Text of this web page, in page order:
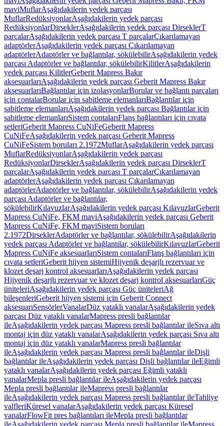
maviMuflarAşağıdakilerin yedek parçası
MuflarRedüksiyonlarAşağıdakilerin yedek parçası
RedüksiyonlarDirseklerAşağıdakilerin yedek parçası DirseklerT
parçalarAşağıdakilerin yedek parçası T parçalarÇıkarılamayan
adaptörlerAşağıdakilerin yedek parçası Çıkarılamayan
adaptörlerAdaptörler ve bağlantılar, sökülebilirAşağıdakilerin yedek
parçası Adaptörler ve bağlantılar, sökülebilirKilitlerAşağıdakilerin
yedek parçası KilitlerGeberit Mapress Bakır
aksesuarlarıAşağıdakilerin yedek parçası Geberit Mapress Bakır
aksesuarlarıBağlantılar için izolasyonlarBorular ve bağlantı parçaları
için contalarBorular için sabitleme elemanlarıBağlantılar için
sabitleme elemanlarıAşağıdakilerin yedek parçası Bağlantılar için
sabitleme elemanlarıSistem contalarıFlanş bağlantıları için cıvata
setleriGeberit Mapress CuNiFeGeberit Mapress
CuNiFeAşağıdakilerin yedek parçası Geberit Mapress
CuNiFeSistem boruları 2.1972MuflarAşağıdakilerin yedek parçası
MuflarRedüksiyonlarAşağıdakilerin yedek parçası
RedüksiyonlarDirseklerAşağıdakilerin yedek parçası DirseklerT
parçalarAşağıdakilerin yedek parçası T parçalarÇıkarılamayan
adaptörlerAşağıdakilerin yedek parçası Çıkarılamayan
adaptörlerAdaptörler ve bağlantılar, sökülebilirAşağıdakilerin yedek
parçası Adaptörler ve bağlantılar,
sökülebilirKılavuzlarAşağıdakilerin yedek parçası KılavuzlarGeberit
Mapress CuNiFe, FKM maviAşağıdakilerin yedek parçası Geberit
Mapress CuNiFe, FKM maviSistem boruları
2.1972DirseklerAdaptörler ve bağlantılar, sökülebilirAşağıdakilerin
yedek parçası Adaptörler ve bağlantılar, sökülebilirKılavuzlarGeberit
Mapress CuNiFe aksesuarlarıSistem contalarıFlanş bağlantıları için
cıvata setleriGeberit hijyen sistemiHijyenik deşarjlı rezervuar ve
klozet deşarj kontrol aksesuarlarıAşağıdakilerin yedek parçası
Hijyenik deşarjlı rezervuar ve klozet deşarj kontrol aksesuarlarıGüç
üniteleriAşağıdakilerin yedek parçası Güç üniteleriAğ
bileşenleriGeberit hijyen sistemi için Geberit Connect
aksesuarıSensörlerVanalarDüz yataklı vanalarAşağıdakilerin yedek
parçası Düz yataklı vanalarMapress presli bağlantılar
ileAşağıdakilerin yedek parçası Mapress presli bağlantılar ileSıva altı
montaj için düz yataklı vanalarAşağıdakilerin yedek parçası Sıva altı
montaj için düz yataklı vanalarMapress presli bağlantılar
ileAşağıdakilerin yedek parçası Mapress presli bağlantılar ileDişli
bağlantılar ileAşağıdakilerin yedek parçası Dişli bağlantılar ileEğimli
yataklı vanalarAşağıdakilerin yedek parçası Eğimli yataklı
vanalarMepla presli bağlantılar ileAşağıdakilerin yedek parçası
Mepla presli bağlantılar ileMapress presli bağlantılar
ileAşağıdakilerin yedek parçası Mapress presli bağlantılar ileTahliye
valfleriKüresel vanalarAşağıdakilerin yedek parçası Küresel
vanalarFlowFit pres bağlantıları ileMepla presli bağlantılar
ileAşağıdakilerin yedek parçası Mepla presli bağlantılar ileMapress